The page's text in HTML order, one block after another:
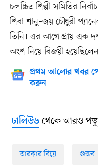
চলচ্চিত্র শিল্পী সমিতির
শিবা শানু–জয় চৌধুরী
তিনি। এর আগে প্রায় এক
অংশ নিয়ে বিজয়ী
প্রথম আলোর খবর
করুন
ঢালিউডথেকে আরও
তারকার বিয়ে গুজব